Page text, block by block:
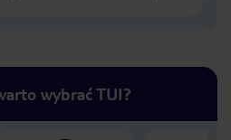
wybrać TUI?